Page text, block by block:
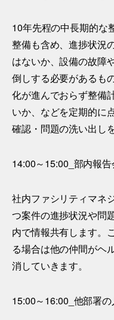
10年先程の中長期的な
整備も含め、進捗状況
はないか、設備の故障
倒しする必要があるも
化が進んでおらず整備
いか、などを定期的に
確認・問題の洗い出し
14:00～15:00_部内報告
社内ファシリティマネ
つ案件の進捗状況や問
内で情報共有します。
る場合は他の仲間がヘ
消していきます。
15:00～16:00_他部署